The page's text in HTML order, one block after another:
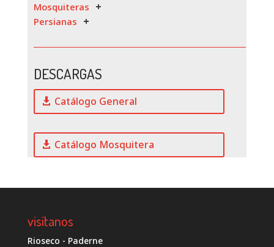
Mosquiteras
Persianas
DESCARGAS
Catálogo General
Catálogo Mosquitera
visítanos
Rioseco - Paderne